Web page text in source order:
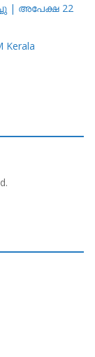
| അപേക്ഷ 22